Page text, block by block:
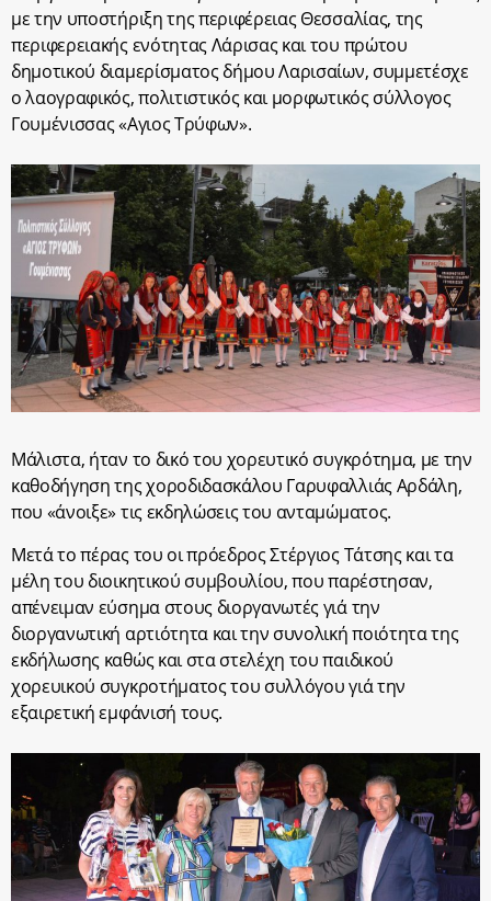
με την υποστήριξη της περιφέρειας Θεσσαλίας, της
περιφερειακής ενότητας Λάρισας και του πρώτου
δημοτικού διαμερίσματος δήμου Λαρισαίων, συμμετέσχε
ο λαογραφικός, πολιτιστικός και μορφωτικός σύλλογος
Γουμένισσας «Αγιος Τρύφων».
Μάλιστα, ήταν το δικό του χορευτικό συγκρότημα, με την
καθοδήγηση της χοροδιδασκάλου Γαρυφαλλιάς Αρδάλη,
που «άνοιξε» τις εκδηλώσεις του ανταμώματος.
Μετά το πέρας του οι πρόεδρος Στέργιος Τάτσης και τα
μέλη του διοικητικού συμβουλίου, που παρέστησαν,
απένειμαν εύσημα στους διοργανωτές γιά την
διοργανωτική αρτιότητα και την συνολική ποιότητα της
εκδήλωσης καθώς και στα στελέχη του παιδικού
χορευικού συγκροτήματος του συλλόγου γιά την
εξαιρετική εμφάνισή τους.